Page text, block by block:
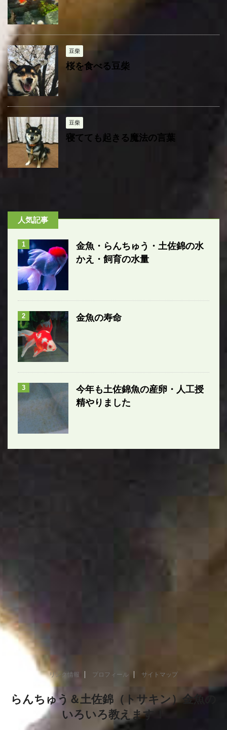
豆柴
桜を食べる豆柴
豆柴
寝てても起きる魔法の言葉
人気記事
1
金魚・らんちゅう・土佐錦の水
かえ・飼育の水量
2 金魚の寿命
3
今年も土佐錦魚の産卵・人工授
精やりました
リンク情報 プロフィール サイトマップ
らんちゅう＆土佐錦（トサキン）金魚の
いろいろ教えます！